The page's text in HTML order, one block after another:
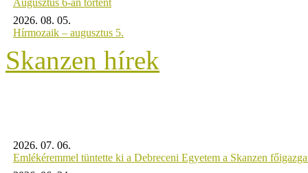
2026. 08. 05.
Hírmozaik – augusztus 5.
Skanzen hírek
2026. 07. 06.
Emlékéremmel tüntette ki a Debreceni Egyetem a Skanzen